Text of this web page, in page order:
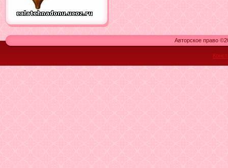
Авторское право